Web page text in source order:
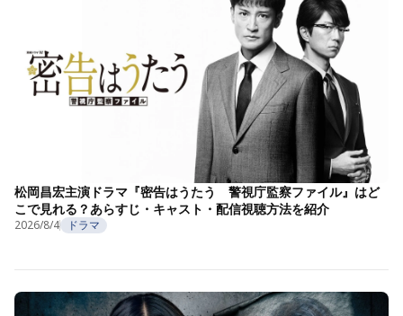
松岡昌宏主演ドラマ『密告はうたう 警視庁監察ファイル』はど
こで見れる？あらすじ・キャスト・配信視聴方法を紹介
2026/8/4 ドラマ